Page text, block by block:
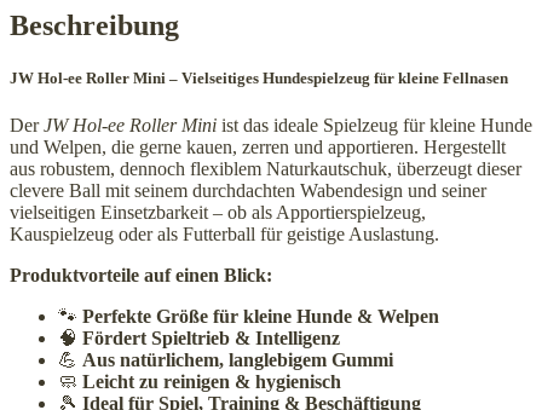
Beschreibung
JW Hol-ee Roller Mini – Vielseitiges Hundespielzeug für kleine Fellnasen
DerJW Hol-ee Roller Mini ist das ideale Spielzeug für kleine Hunde
und Welpen, die gerne kauen, zerren und apportieren. Hergestellt
aus robustem, dennoch flexiblem Naturkautschuk, überzeugt dieser
clevere Ball mit seinem durchdachten Wabendesign und seiner
vielseitigen Einsetzbarkeit – ob als Apportierspielzeug,
Kauspielzeug oder als Futterball für geistige Auslastung.
Produktvorteile auf einen Blick:
🐾 Perfekte Größe für kleine Hunde & Welpen
🧠 Fördert Spieltrieb & Intelligenz
💪 Aus natürlichem, langlebigem Gummi
🧼 Leicht zu reinigen & hygienisch
🎾 Ideal für Spiel, Training & Beschäftigung